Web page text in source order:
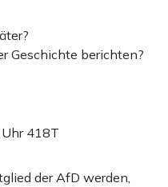
Geschichte berichten?
418T
der AfD werden,